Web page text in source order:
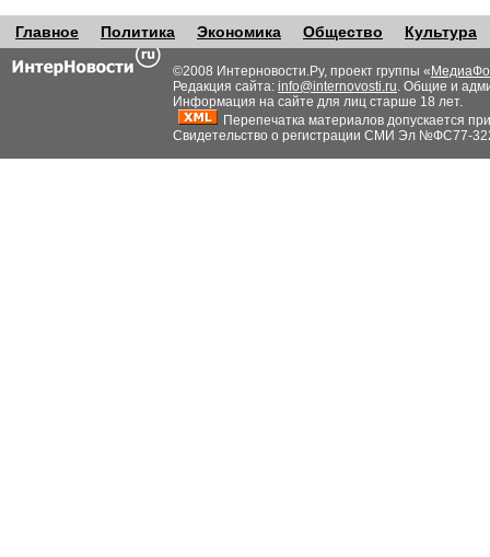
Главное Политика Экономика Общество Культура
©2008 Интерновости.Ру, проект группы «
Редакция сайта: info@internovosti.ru. Общие и
Информация на сайте для лиц старше 18 лет.
Перепечатка материалов допускается
Свидетельство о регистрации СМИ Эл №ФС77-